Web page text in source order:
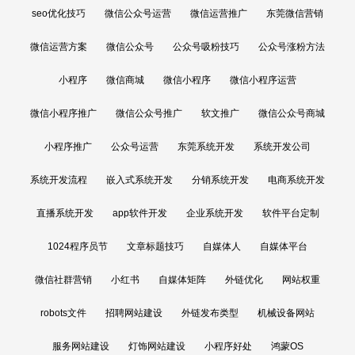
seo优化技巧 微信公众号运营 微信运营推广 东莞微信营销
微信运营方案 微信公众号 公众号吸粉技巧 公众号涨粉方法
小程序 微信商城 微信小程序 微信小程序运营
微信小程序推广 微信公众号推广 软文推广 微信公众号商城
小程序推广 公众号运营 东莞系统开发 系统开发公司
系统开发流程 嵌入式系统开发 分销系统开发 电商系统开发
直播系统开发 app软件开发 企业系统开发 软件平台定制
1024程序员节 文章标题技巧 自媒体人 自媒体平台
微信社群营销 小红书 自媒体矩阵 外链优化 网站权重
robots文件 招聘网站建设 外链发布类型 机械设备网站
服务网站建设 灯饰网站建设 小程序好处 鸿蒙OS